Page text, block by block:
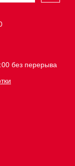
без перерыва